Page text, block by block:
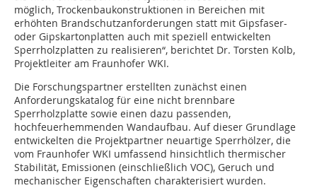
möglich, Trockenbaukonstruktionen in Bereichen mit
erhöhten Brandschutzanforderungen statt mit Gipsfaser-
oder Gipskartonplatten auch mit speziell entwickelten
Sperrholzplatten zu realisieren“, berichtet Dr. Torsten Kolb,
Projektleiter am Fraunhofer WKI.
Die Forschungspartner erstellten zunächst einen
Anforderungskatalog für eine nicht brennbare
Sperrholzplatte sowie einen dazu passenden,
hochfeuerhemmenden Wandaufbau. Auf dieser Grundlage
entwickelten die Projektpartner neuartige Sperrhölzer, die
vom Fraunhofer WKI umfassend hinsichtlich thermischer
Stabilität, Emissionen (einschließlich VOC), Geruch und
mechanischer Eigenschaften charakterisiert wurden.